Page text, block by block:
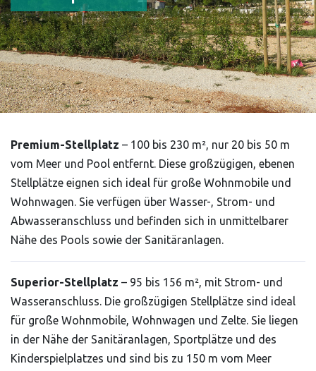
Premium-Stellplatz – 100 bis 230 m², nur 20 bis 50 m
vom Meer und Pool entfernt. Diese großzügigen, ebenen
Stellplätze eignen sich ideal für große Wohnmobile und
Wohnwagen. Sie verfügen über Wasser-, Strom- und
Abwasseranschluss und befinden sich in unmittelbarer
Nähe des Pools sowie der Sanitäranlagen.
Superior-Stellplatz – 95 bis 156 m², mit Strom- und
Wasseranschluss. Die großzügigen Stellplätze sind ideal
für große Wohnmobile, Wohnwagen und Zelte. Sie liegen
in der Nähe der Sanitäranlagen, Sportplätze und des
Kinderspielplatzes und sind bis zu 150 m vom Meer